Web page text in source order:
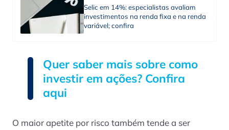
Selic em 14%: especialistas avaliam
investimentos na renda fixa e na renda
variável; confira
Quer saber mais sobre como
investir em ações? Confira
aqui
O maior apetite por risco também tende a ser